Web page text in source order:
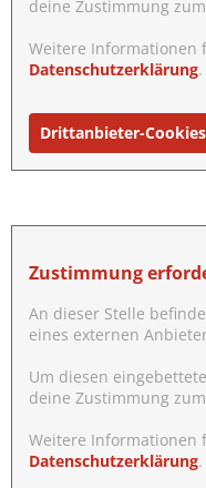
deine Zustimmung
Weitere Informationen
Datenschutzerklärung.
Drittanbieter-
Zustimmung
An dieser Stelle
eines externen
Um diesen
deine Zustimmung
Weitere Informationen
Datenschutzerklärung.